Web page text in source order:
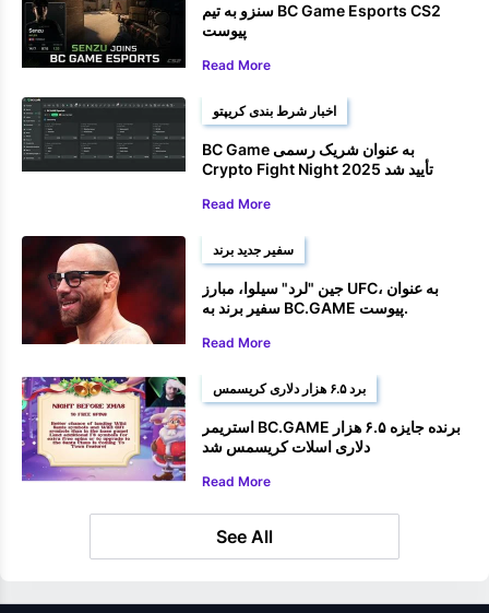
سنزو به تیم BC Game Esports CS2
پیوست
Read More
اخبار شرط بندی کریپتو
BC Game به عنوان شریک رسمی
Crypto Fight Night 2025 تأیید شد
Read More
سفیر جدید برند
جین "لرد" سیلوا، مبارز UFC، به عنوان
سفیر برند به BC.GAME پیوست.
Read More
برد ۶.۵ هزار دلاری کریسمس
استریمر BC.GAME برنده جایزه ۶.۵ هزار
دلاری اسلات کریسمس شد
Read More
See All